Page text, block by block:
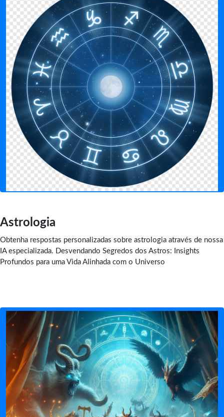
Astrologia
Obtenha respostas personalizadas sobre astrologia através de nossa
IA especializada. Desvendando Segredos dos Astros: Insights
Profundos para uma Vida Alinhada com o Universo